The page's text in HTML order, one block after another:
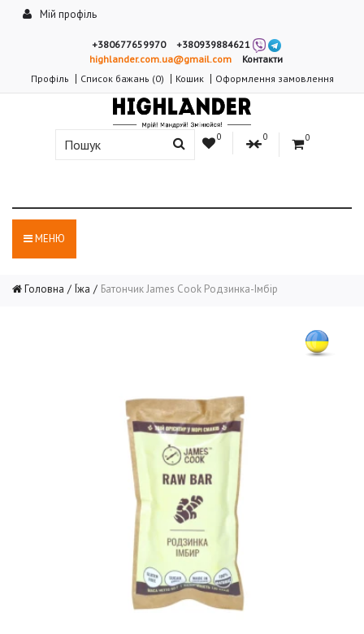
Мій профіль
+380677659970
+380939884621
highlander.com.ua@gmail.com
Контакти
Профіль
Список бажань (0) Кошик Оформлення замовлення
0 0 0
МЕНЮ
Головна Їжа Батончик James Cook Родзинка-Імбір